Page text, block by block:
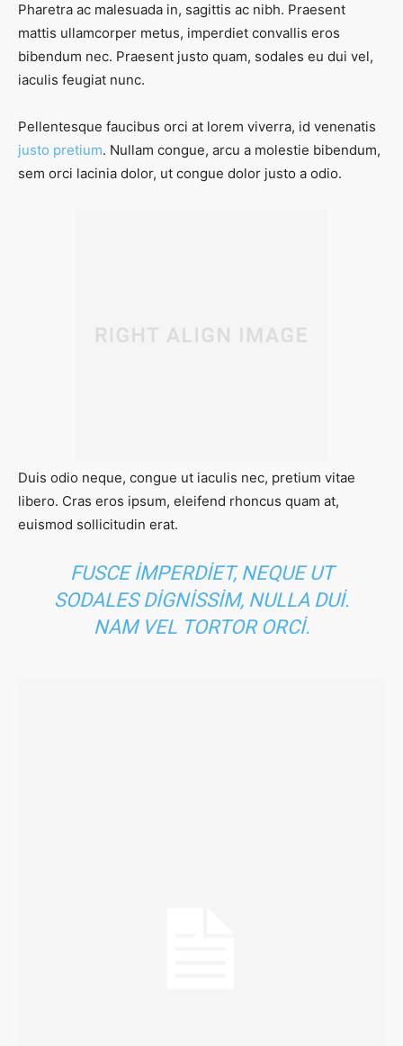
Pharetra ac malesuada in, sagittis ac nibh. Praesent
mattis ullamcorper metus, imperdiet convallis eros
bibendum nec. Praesent justo quam, sodales eu dui vel,
iaculis feugiat nunc.
Pellentesque faucibus orci at lorem viverra, id venenatis
justo pretium. Nullam congue, arcu a molestie bibendum,
sem orci lacinia dolor, ut congue dolor justo a odio.
Duis odio neque, congue ut iaculis nec, pretium vitae
libero. Cras eros ipsum, eleifend rhoncus quam at,
euismod sollicitudin erat.
FUSCE IMPERDIET, NEQUE UT
SODALES DIGNISSIM, NULLA DUI.
NAM VEL TORTOR ORCI.